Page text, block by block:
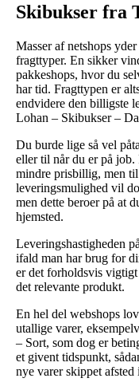
Skibukser fra
Masser af netshops
fragttyper. En sikker
pakkeshops, hvor du
har tid. Fragttypen er
endvidere den billigste
Lohan – Skibukser –
Du burde lige så vel
eller til når du er på job.
mindre prisbillig, men
leveringsmulighed vil
men dette beroer på at
hjemsted.
Leveringshastigheden
ifald man har brug for
er det forholdsvis
det relevante produkt.
En hel del webshops
utallige varer,
– Sort, som dog er
et givent tidspunkt,
nye varer skippet